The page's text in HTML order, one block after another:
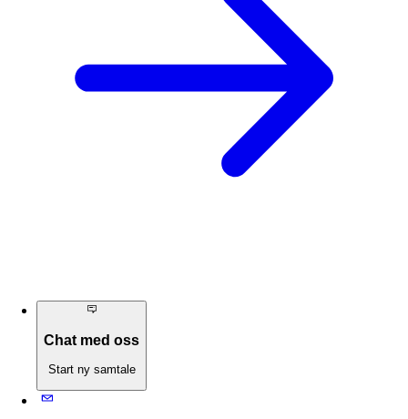
Chat med oss
Start ny samtale